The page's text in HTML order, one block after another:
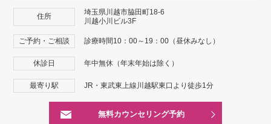
住所
埼玉県川越市脇田町18-6
川越小川ビル3F
ご予約・ご相談 診療時間10：00～19：00（昼休みなし）
休診日 年中無休（年末年始は除く）
最寄り駅 JR・東武東上線川越駅東口より徒歩1分
無料カウンセリング予約